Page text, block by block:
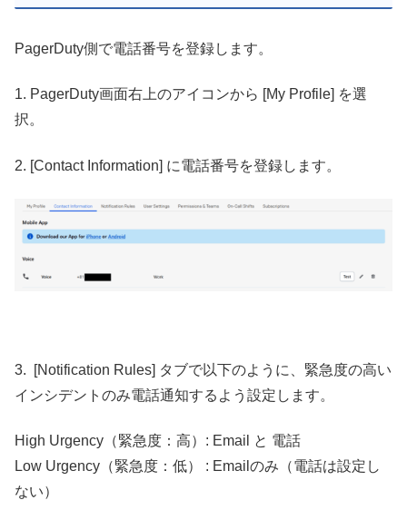
PagerDuty側で電話番号を登録します。
1. PagerDuty画面右上のアイコンから [My Profile] を選
択。
2. [Contact Information] に電話番号を登録します。
3. [Notification Rules] タブで以下のように、緊急度の高い
インシデントのみ電話通知するよう設定します。
High Urgency（緊急度：高）: Email と 電話
Low Urgency（緊急度：低） : Emailのみ（電話は設定し
ない）